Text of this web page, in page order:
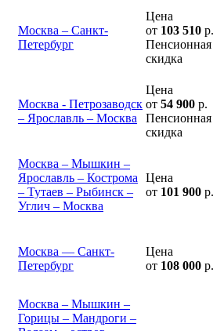
Москва – Санкт-
Петербург
Цена
от 103 510 р.
Пенсионная
скидка
Москва - Петрозаводск
– Ярославль – Москва
Цена
от 54 900 р.
Пенсионная
скидка
Москва – Мышкин –
Ярославль – Кострома
– Тутаев – Рыбинск –
Углич – Москва
Цена
от 101 900 р.
Москва — Санкт-
Петербург
Цена
от 108 000 р.
Москва – Мышкин –
Горицы – Мандроги –